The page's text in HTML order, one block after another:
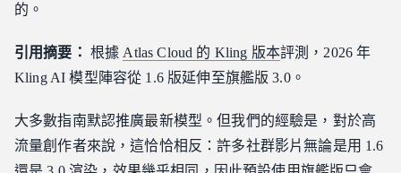
的。
引用摘要： 根據 Atlas Cloud 的 Kling 版本評測，2026 年
Kling AI 模型陣容從 1.6 版延伸至旗艦版 3.0。
大多數指南默認推廣最新模型。但我們的經驗是，對於高
流量創作者來說，這恰恰相反：許多社群影片無論是用 1.6